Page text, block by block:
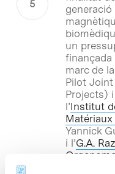
un
finançada
marc de
Pilot
Projects)
l’Institut
Yannick
i l’G.A.